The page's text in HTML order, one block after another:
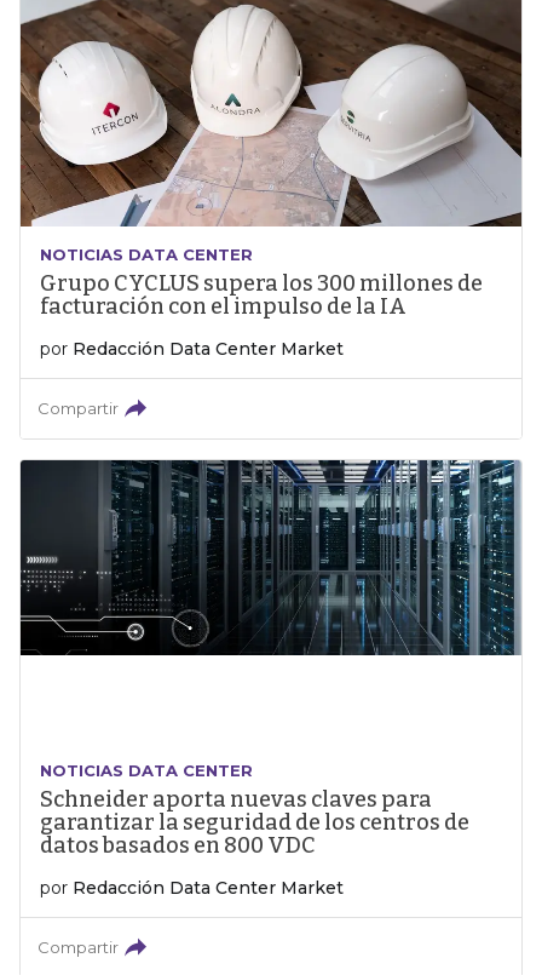
NOTICIAS DATA CENTER
Grupo CYCLUS supera los 300 millones de
facturación con el impulso de la IA
por Redacción Data Center Market
Compartir
NOTICIAS DATA CENTER
Schneider aporta nuevas claves para
garantizar la seguridad de los centros de
datos basados en 800 VDC
por Redacción Data Center Market
Compartir